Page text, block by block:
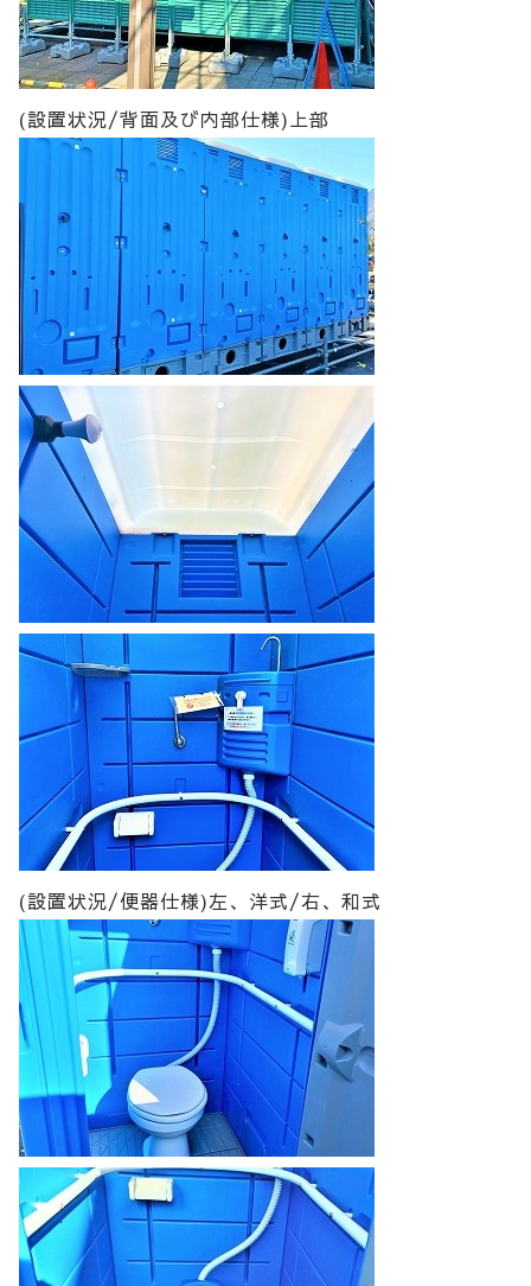
(設置状況/背面及び内部仕様)上部
(設置状況/便器仕様)左、洋式/右、和式